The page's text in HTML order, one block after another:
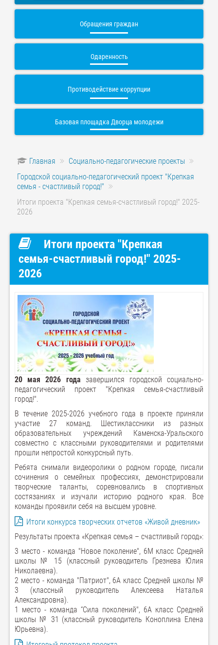
Обращения граждан
Одаренность
Противодействие коррупции
Базовая площадка Дворца молодежи
Главная
Социально-педагогические проекты
Городской социально-педагогический проект "Крепкая
семья - счастливый город!"
Итоги проекта "Крепкая семья-счастливый город!" 2025-
2026
Итоги проекта "Крепкая
семья-счастливый город!" 2025-
2026
20 мая 2026 года завершился городской социально-
педагогический проект "Крепкая семья-счастливый
город!".
В течение 2025-2026 учебного года в проекте приняли
участие 27 команд. Шестиклассники из разных
образовательных учреждений Каменска-Уральского
совместно с классными руководителями и родителями
прошли непростой конкурсный путь.
Ребята снимали видеоролики о родном городе, писали
сочинения о семейных профессиях, демонстрировали
творческие таланты, соревновались в спортивных
состязаниях и изучали историю родного края. Все
команды проявили себя на высшем уровне.
Итоги конкурса творческих отчетов «Живой дневник»
Результаты проекта «Крепкая семья – счастливый город»:
3 место - команда "Новое поколение", 6М класс Средней
школы № 15 (классный руководитель Грезнева Юлия
Николаевна).
2 место - команда "Патриот", 6А класс Средней школы №
3 (классный руководитель Алексеева Наталья
Александровна).
1 место - команда “Сила поколений", 6А класс Средней
школы № 31 (классный руководитель Коноплина Елена
Юрьевна).